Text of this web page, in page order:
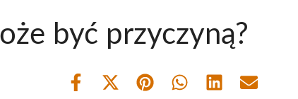
być przyczyną?
Share
Share Share Share Share Share